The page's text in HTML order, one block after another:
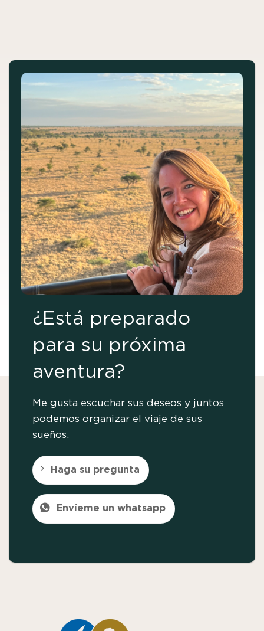
¿Está preparado
para su próxima
aventura?
Me gusta escuchar sus deseos y juntos
podemos organizar el viaje de sus
sueños.
Haga su pregunta
Envíeme un whatsapp